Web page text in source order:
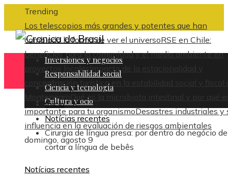
Trending
Los telescopios más grandes y potentes que han
cambiado la forma de ver el universoRSE en Chile:
beneficios para la comunidad y el medio ambiente en
proyectos locales Impacto de la estacionalidad y
concentración turística en la estabilidad social y fiscal
Montenegro
Qué es la microbiota intestinal y por qué
importante para tu organismoDesastres industriales y
influencia en la evaluación de riesgos ambientales
domingo, agosto 9
Inversiones y negocios
Responsabilidad social
Ciencia y tecnología
Cultura y ocio
Inicio
Notícias recentes
Cirurgia de língua presa: por dentro do negócio de
cortar a língua de bebês
Notícias recentes